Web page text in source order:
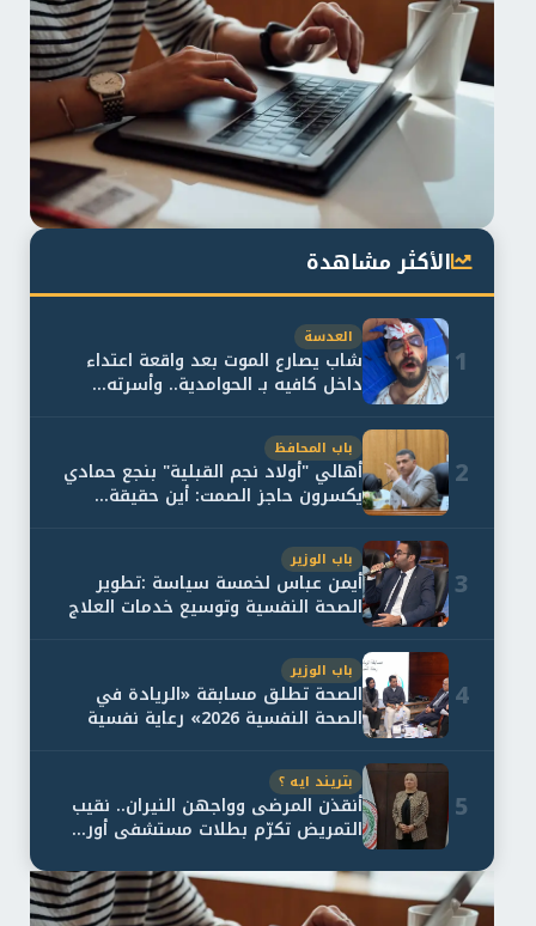
الأكثر مشاهدة
1
العدسة
شاب يصارع الموت بعد واقعة اعتداء
داخل كافيه بـ الحوامدية.. وأسرته...
2
باب المحافظ
أهالي "أولاد نجم القبلية" بنجع حمادي
يكسرون حاجز الصمت: أين حقيقة...
3
باب الوزير
أيمن عباس لخمسة سياسة :تطوير
الصحة النفسية وتوسيع خدمات العلاج
4
باب الوزير
الصحة تطلق مسابقة «الريادة في
الصحة النفسية 2026» رعاية نفسية
5
بتريند ايه ؟
أنقذن المرضى وواجهن النيران.. نقيب
التمريض تكرّم بطلات مستشفى أور...